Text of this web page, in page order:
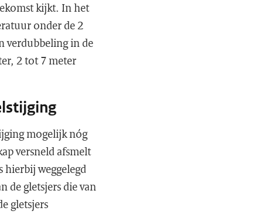
kijkt. In het
onder de 2
verdubbeling in de
2 tot 7 meter
mogelijk nóg
versneld afsmelt
hierbij weggelegd
de gletsjers die van
gletsjers